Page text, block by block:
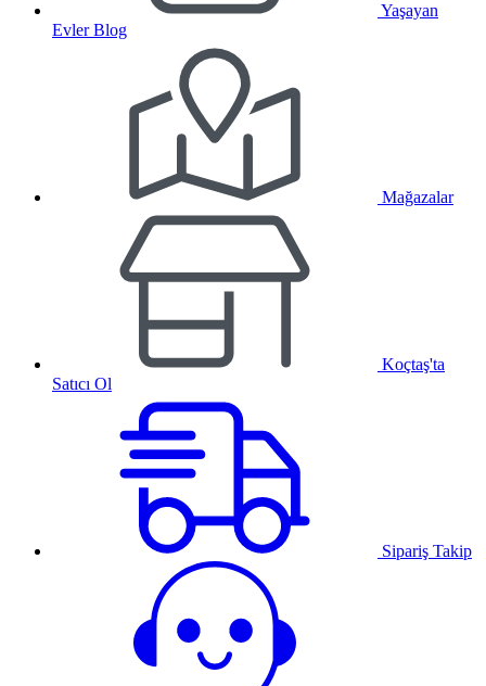
Yaşayan
Evler Blog
Mağazalar
Koçtaş'ta
Satıcı Ol
Sipariş Takip